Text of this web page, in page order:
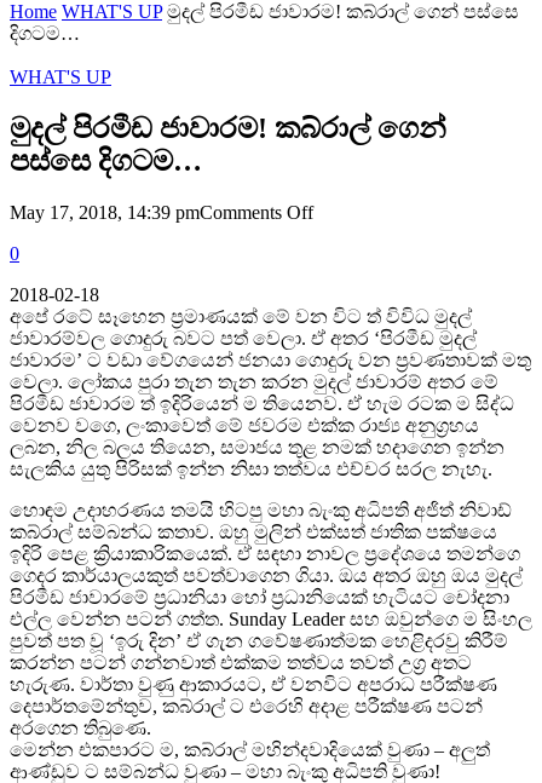
Home WHAT'S UP මුදල් පිරමීඩ ජාවාරම! කබ්රාල් ගෙන් පස්සෙ
දිගටම…
WHAT'S UP
මුදල් පිරමීඩ ජාවාරම! කබ්රාල් ගෙන්
පස්සෙ දිගටම…
May 17, 2018, 14:39 pmComments Offon
ගෙන්
පස්සෙ
දිගටම…
0
2018-02-18
අපේ රටේ සෑහෙන ප්‍රමාණයක් මේ වන විට ත් විවිධ මුදල්
ජාවාරම්වල ගොදුරු බවට පත් වෙලා. ඒ අතර ‘පිරමීඩ මුදල්
ජාවාරම’ ට වඩා වේගයෙන් ජනයා ගොදුරු වන ප්‍රවණතාවක් මතු
වෙලා. ලෝකය පුරා තැන තැන කරන මුදල් ජාවාරම් අතර මේ
පිරමීඩ ජාවාරම ත් ඉදිරියෙන් ම තියෙනව. ඒ හැම රටක ම සිද්ධ
වෙනව වගෙ, ලංකාවෙත් මේ ජවරම එක්ක රාජ්‍ය අනුග්‍රහය
ලබන, නිල බලය තියෙන, සමාජය තුළ නමක් හදාගෙන ඉන්න
සැලකිය යුතු පිරිසක් ඉන්න නිසා තත්වය එච්චර සරල නැහැ.
හොඳම උදාහරණය තමයි හිටපු මහා බැංකු අධිපති අජිත් නිවාඩ්
කබ්රාල් සම්බන්ධ කතාව. ඔහු මුලින් එක්සත් ජාතික පක්ෂයෙ
ඉදිරි පෙළ ක්‍රියාකාරිකයෙක්. ඒ සඳහා නාවල ප්‍රදේශයෙ තමන්ගෙ
ගෙදර කාර්යාලයකුත් පවත්වාගෙන ගියා. ඔය අතර ඔහු ඔය මුදල්
පිරමීඩ ජාවාරමේ ප්‍රධානියා හෝ ප්‍රධානියෙක් හැටියට චෝදනා
එල්ල වෙන්න පටන් ගත්ත. Sunday Leader සහ ඔවුන්ගෙ ම සිංහල
පුවත් පත වූ ‘ඉරු දින’ ඒ ගැන ගවේෂණාත්මක හෙළිදරවු කිරීම්
කරන්න පටන් ගන්නවාත් එක්කම තත්වය තවත් උග්‍ර අතට
හැරුණ. වාර්තා වුණු ආකාරයට, ඒ වනවිට අපරාධ පරීක්ෂණ
දෙපාර්තමේන්තුව, කබ්රාල් ට එරෙහි අදාළ පරීක්ෂණ පටන්
අරගෙන තිබුණෙ.
මෙන්න එකපාරට ම, කබ්රාල් මහින්දවාදියෙක් වුණා – අලුත්
ආණ්ඩුව ට සම්බන්ධ වුණා – මහා බැංකු අධිපති වුණා!